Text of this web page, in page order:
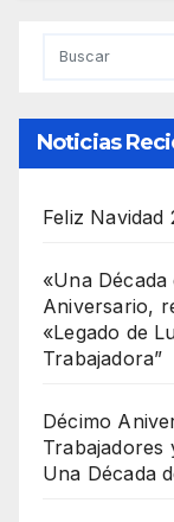
Noticias
Feliz Navidad
«Una
Aniversario,
«Legado de
Trabajadora”
Décimo
Trabajadores
Una Década